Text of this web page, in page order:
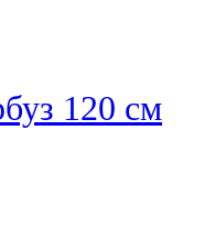
120 см